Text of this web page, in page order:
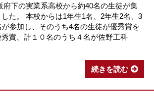
府下の実業系高校から約40名の生徒が集
た。 本校からは1年生1名、2年生2名、3
参加し、そのうち4名の生徒が優秀賞を
賞、計１０名のうち４名が佐野工科
続きを読む